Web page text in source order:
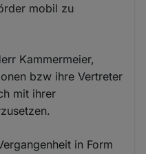
mobil zu
Kammermeier,
bzw ihre Vertreter
mit ihrer
in Form